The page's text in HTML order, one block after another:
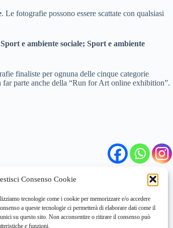
Consenso Cookie
tecnologie come i cookie per memorizzare e/o accedere
a queste tecnologie ci permetterà di elaborare dati come il
su questo sito. Non acconsentire o ritirare il consenso può
e funzioni.
. Le fotografie possono essere scattate con qualsiasi
e ambiente sociale; Sport e ambiente
finaliste per ognuna delle cinque categorie
far parte anche della “Run for Art online exhibition”.